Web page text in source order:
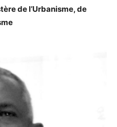
de l’Urbanisme, de